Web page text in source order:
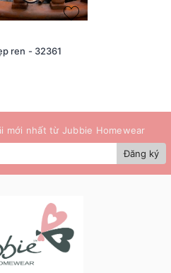
ren - 32361
mới nhất từ Jubbie Homewear
Đăng ký